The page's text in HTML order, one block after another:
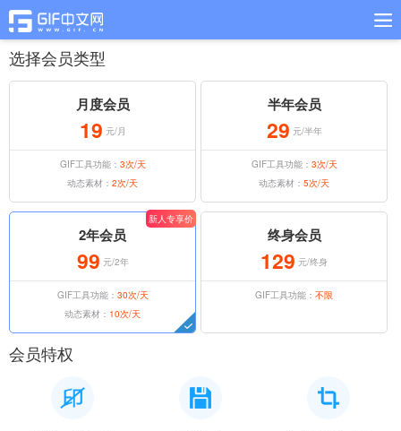
选择会员类型
月度会员
19 元/月
GIF工具功能： 3次/天
动态素材： 2次/天
半年会员
29 元/半年
GIF工具功能： 3次/天
动态素材： 5次/天
新人专享价
2年会员
99 元/2年
GIF工具功能： 30次/天
动态素材： 10次/天
终身会员
129 元/终身
GIF工具功能： 不限
会员特权